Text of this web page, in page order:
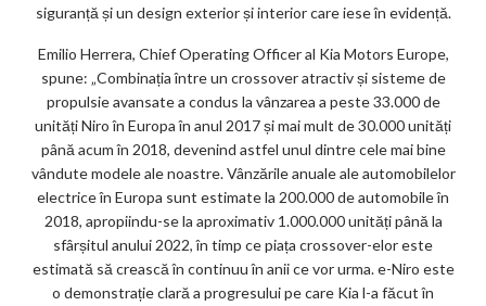
siguranță și un design exterior și interior care iese în evidență.
Emilio Herrera, Chief Operating Officer al Kia Motors Europe,
spune: „Combinația între un crossover atractiv și sisteme de
propulsie avansate a condus la vânzarea a peste 33.000 de
unități Niro în Europa în anul 2017 și mai mult de 30.000 unități
până acum în 2018, devenind astfel unul dintre cele mai bine
vândute modele ale noastre. Vânzările anuale ale automobilelor
electrice în Europa sunt estimate la 200.000 de automobile în
2018, apropiindu-se la aproximativ 1.000.000 unități până la
sfârșitul anului 2022, în timp ce piața crossover-elor este
estimată să crească în continuu în anii ce vor urma. e-Niro este
o demonstrație clară a progresului pe care Kia l-a făcut în